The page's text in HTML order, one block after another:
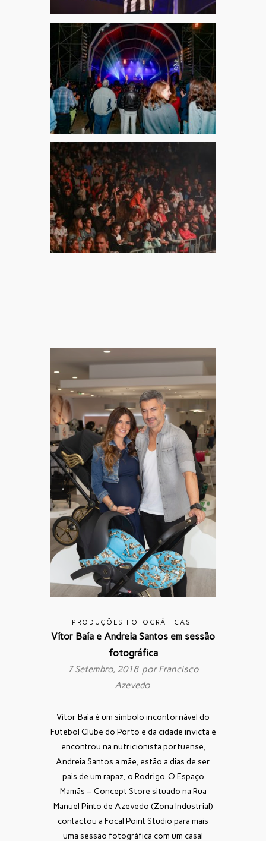
PRODUÇÕES FOTOGRÁFICAS
Vítor Baía e Andreia Santos em sessão
fotográfica
7 Setembro, 2018 porFrancisco
Azevedo
Vítor Baía é um símbolo incontornável do
Futebol Clube do Porto e da cidade invicta e
encontrou na nutricionista portuense,
Andreia Santos a mãe, estão a dias de ser
pais de um rapaz, o Rodrigo. O Espaço
Mamãs – Concept Store situado na Rua
Manuel Pinto de Azevedo (Zona Industrial)
contactou a Focal Point Studio para mais
uma sessão fotográfica com um casal